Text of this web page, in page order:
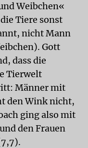
Weibchen«
Tiere sonst
nicht Mann
Gott
dass die
Tierwelt
Männer mit
den Wink nicht,
ging also mit
den Frauen